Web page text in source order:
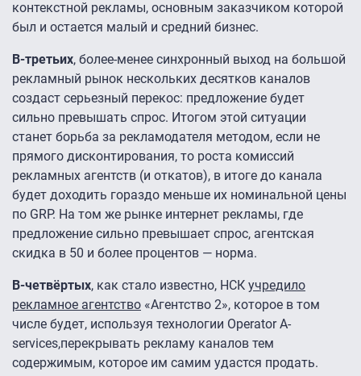
контекстной рекламы, основным заказчиком которой
был и остается малый и средний бизнес.
В-третьих, более-менее синхронный выход на большой
рекламный рынок нескольких десятков каналов
создаст серьезный перекос: предложение будет
сильно превышать спрос. Итогом этой ситуации
станет борьба за рекламодателя методом, если не
прямого дисконтирования, то роста комиссий
рекламных агентств (и откатов), в итоге до канала
будет доходить гораздо меньше их номинальной цены
по GRP. На том же рынке интернет рекламы, где
предложение сильно превышает спрос, агентская
скидка в 50 и более процентов — норма.
В-четвёртых, как стало известно, НСК учредило
рекламное агентство «Агентство 2», которое в том
числе будет, используя технологии Operator A-
services,перекрывать рекламу каналов тем
содержимым, которое им самим удастся продать.